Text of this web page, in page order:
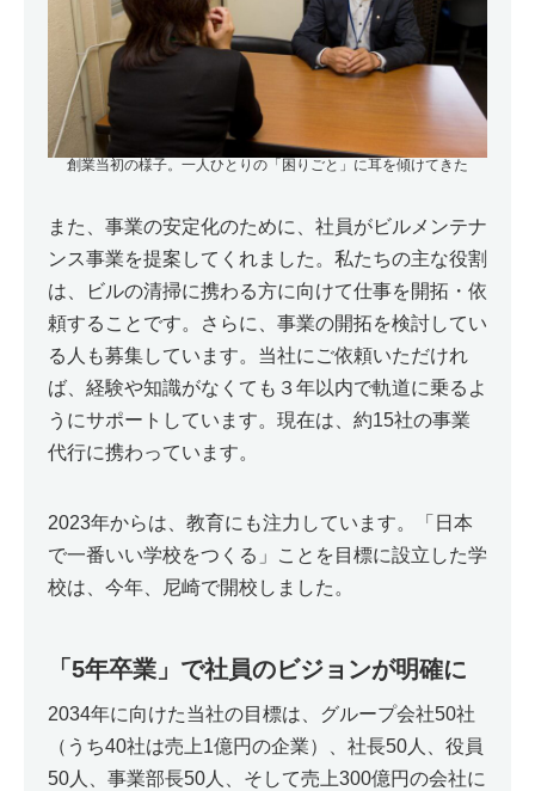
創業当初の様子。一人ひとりの「困りごと」に耳を傾けてきた
また、事業の安定化のために、社員がビルメンテナ
ンス事業を提案してくれました。私たちの主な役割
は、ビルの清掃に携わる方に向けて仕事を開拓・依
頼することです。さらに、事業の開拓を検討してい
る人も募集しています。当社にご依頼いただけれ
ば、経験や知識がなくても３年以内で軌道に乗るよ
うにサポートしています。現在は、約15社の事業
代行に携わっています。
2023年からは、教育にも注力しています。「日本
で一番いい学校をつくる」ことを目標に設立した学
校は、今年、尼崎で開校しました。
「5年卒業」で社員のビジョンが明確に
2034年に向けた当社の目標は、グループ会社50社
（うち40社は売上1億円の企業）、社長50人、役員
50人、事業部長50人、そして売上300億円の会社に